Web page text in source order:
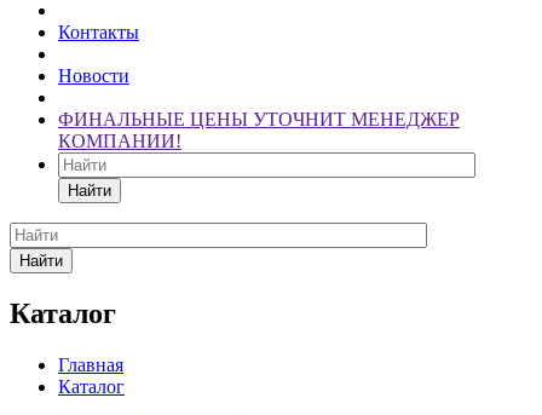
Контакты
Новости
ФИНАЛЬНЫЕ ЦЕНЫ УТОЧНИТ МЕНЕДЖЕР
КОМПАНИИ!
Найти
Найти
Каталог
Главная
Каталог